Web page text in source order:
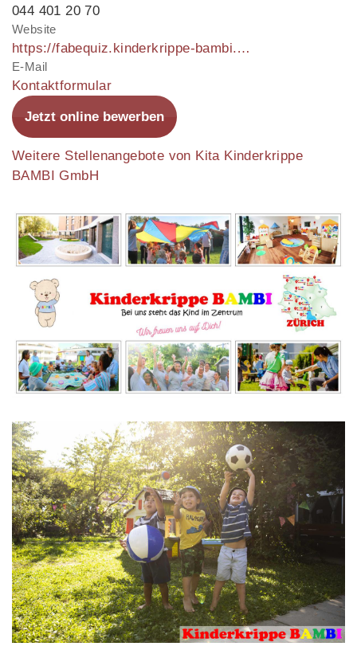
044 401 20 70
Website
https://fabequiz.kinderkrippe-bambi.ch/fabe/
E-Mail
Kontaktformular
Jetzt online bewerben
Weitere Stellenangebote von Kita Kinderkrippe
BAMBI GmbH